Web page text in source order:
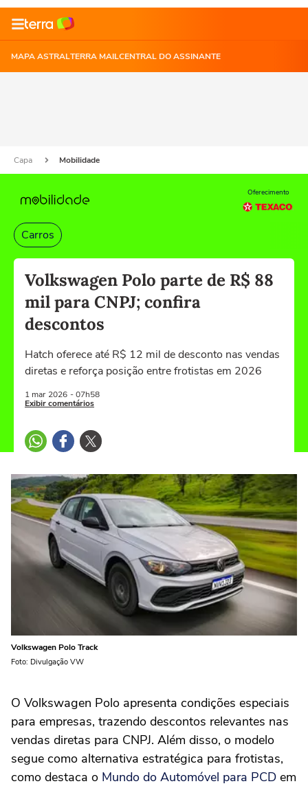
MAPA ASTRALTERRA MAILCENTRAL DO ASSINANTE
Capa Mobilidade
Oferecimento
Carros
Volkswagen Polo parte de R$ 88
mil para CNPJ; confira
descontos
Hatch oferece até R$ 12 mil de desconto nas vendas
diretas e reforça posição entre frotistas em 2026
1 mar 2026 - 07h58
Exibir comentários
Volkswagen Polo Track
Foto: Divulgação VW
O Volkswagen Polo apresenta condições especiais
para empresas, trazendo descontos relevantes nas
vendas diretas para CNPJ. Além disso, o modelo
segue como alternativa estratégica para frotistas,
como destaca o Mundo do Automóvel para PCD em